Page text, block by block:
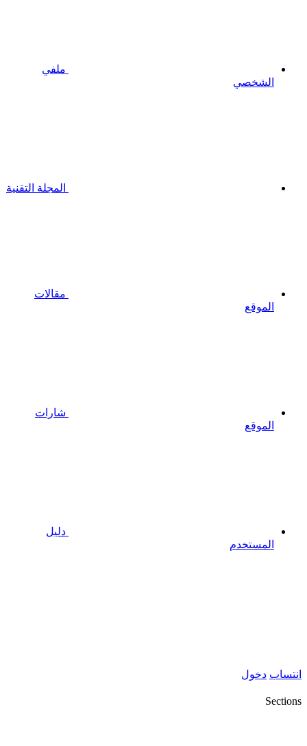
ملفي
الشخصي
المجلة التقنية
مقالات
الموقع
شارات
الموقع
دليل
المستخدم
انتساب دخول
Sections